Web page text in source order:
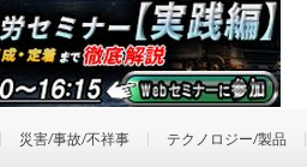
災害/事故/不祥事 テクノロジー/製品